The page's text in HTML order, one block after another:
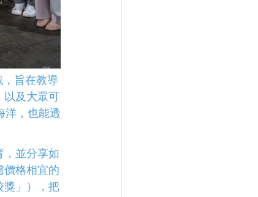
旨在教導
以及大眾可
洋，也能透
，並分享如
價格相宜的
獎」），把